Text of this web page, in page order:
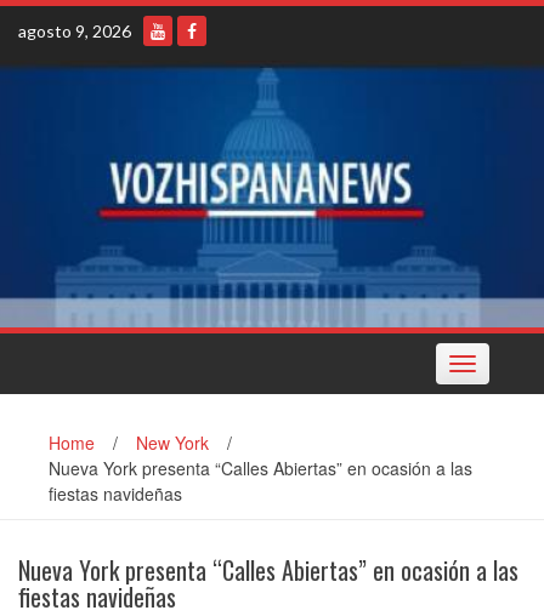
Skip
content
agosto 9, 2026
Toggle
navigation
Home / New York
/
Nueva York presenta “Calles Abiertas” en ocasión a las
fiestas navideñas
Nueva York presenta “Calles Abiertas” en ocasión a las
fiestas navideñas